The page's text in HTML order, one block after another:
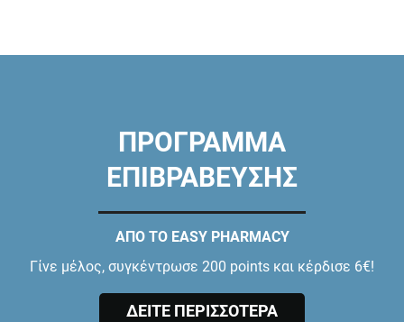
ΠΡΟΓΡΑΜΜΑ
ΕΠΙΒΡΑΒΕΥΣΗΣ
ΑΠΟ ΤΟ EASY PHARMACY
Γίνε μέλος, συγκέντρωσε 200 points και κέρδισε 6€!
ΔΕΙΤΕ ΠΕΡΙΣΣΟΤΕΡΑ